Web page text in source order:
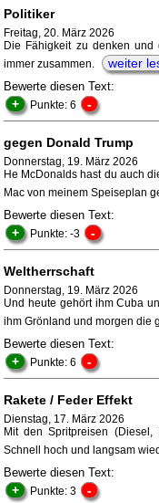
Politiker
Freitag, 20. März 2026
Die Fähigkeit zu denken
immer zusammen.
weiter
Bewerte diesen Text:
+ Punkte: 6 -
gegen Donald Trump
Donnerstag, 19. März 2026
He McDonalds hast du auch
Mac von meinem Speiseplan
Bewerte diesen Text:
+ Punkte: -3 -
Weltherrschaft
Donnerstag, 19. März 2026
Und heute gehört ihm Cuba
ihm Grönland und morgen die
Bewerte diesen Text:
+ Punkte: 6 -
Rakete / Feder Effekt
Dienstag, 17. März 2026
Mit den Spritpreisen
Schnell hoch und langsam
Bewerte diesen Text:
+ Punkte: 3 -